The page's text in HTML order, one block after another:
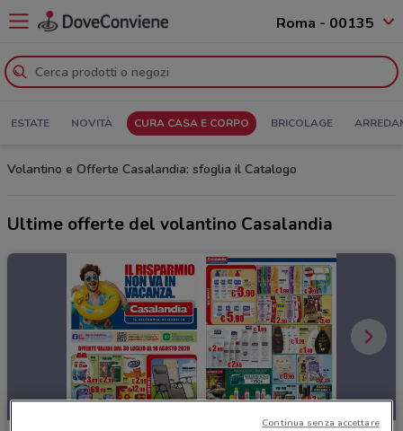
Roma - 00135
ESTATE NOVITÀ CURA CASA E CORPO BRICOLAGE
Volantino e Offerte Casalandia: sfoglia il Catalogo
Ultime offerte del volantino Casalandia
Continua senza accettare